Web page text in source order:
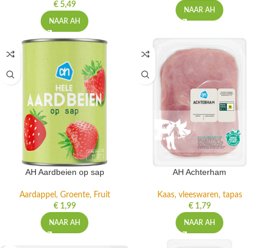
€5,49
NAAR AH
NAAR AH
AH Aardbeien op sap
Aardappel, Groente, Fruit
€1,99
NAAR AH
AH Achterham
Kaas, vleeswaren, tapas
€1,79
NAAR AH